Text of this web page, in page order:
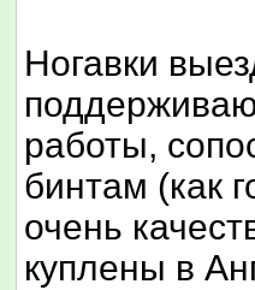
Ногавки
работы,
бинтам (как
очень
куплены в